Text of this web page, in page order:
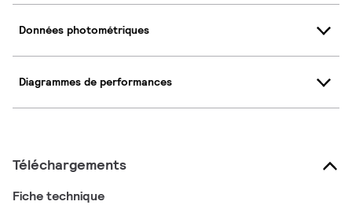
Données photométriques
Diagrammes de performances
Téléchargements
Fiche technique